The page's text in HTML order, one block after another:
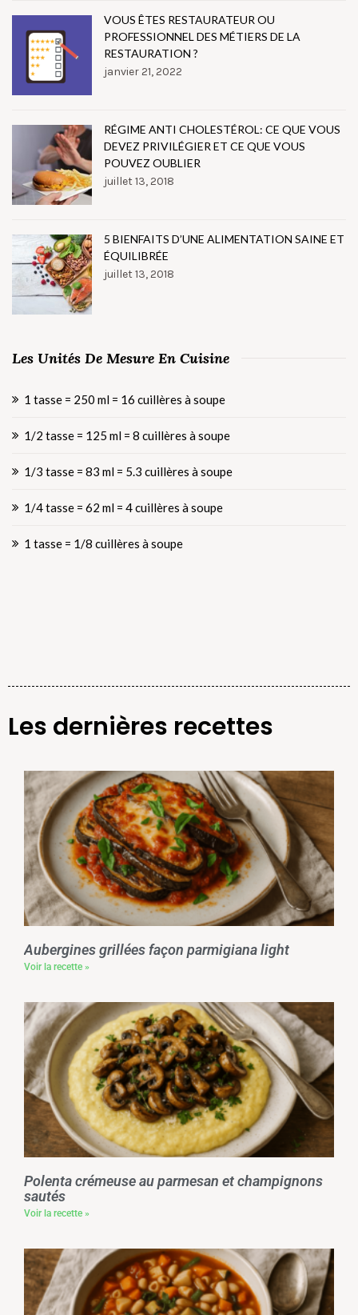
VOUS ÊTES RESTAURATEUR OU
PROFESSIONNEL DES MÉTIERS DE LA
RESTAURATION ?
janvier 21, 2022
RÉGIME ANTI CHOLESTÉROL: CE QUE VOUS
DEVEZ PRIVILÉGIER ET CE QUE VOUS
POUVEZ OUBLIER
juillet 13, 2018
5 BIENFAITS D’UNE ALIMENTATION SAINE ET
ÉQUILIBRÉE
juillet 13, 2018
Les Unités De Mesure En Cuisine
1 tasse = 250 ml = 16 cuillères à soupe
1/2 tasse = 125 ml = 8 cuillères à soupe
1/3 tasse = 83 ml = 5.3 cuillères à soupe
1/4 tasse = 62 ml = 4 cuillères à soupe
1 tasse = 1/8 cuillères à soupe
Les dernières recettes
Aubergines grillées façon parmigiana light
Voir la recette »
Polenta crémeuse au parmesan et champignons
sautés
Voir la recette »